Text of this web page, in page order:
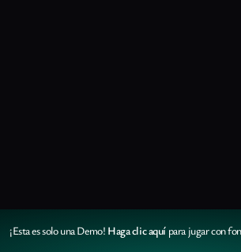
¡Esta es solo una Demo! Haga clic aquí para jugar con